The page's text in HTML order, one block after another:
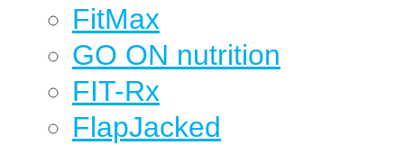
FitMax
GO ON nutrition
FIT-Rx
FlapJacked